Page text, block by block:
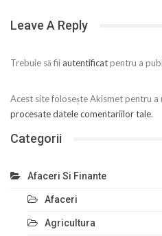
Leave A Reply
Trebuie să fii autentificatpentru a
Acest site folosește Akismet pentru a
procesate datele comentariilor tale.
Categorii
Afaceri Si Finante
Afaceri
Agricultura